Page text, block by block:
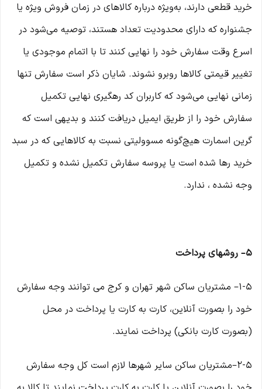
خرید قطعی دارند، به‌ویژه درباره کالاهای در زمان فروش ویژه یا
جشنواره که دارای محدودیت تعداد هستند، توصیه می‌شود در
اسرع وقت سفارش خود را نهایی کنند تا با اتمام موجودی یا
تغییر قیمتی کالاها روبرو نشوند. شایان ذکر است سفارش تنها
زمانی نهایی می‌شود که کاربران کد رهگیری نهایی تکمیل
سفارش خود را از طریق ایمیل دریافت کنند و بدیهی است که
گرین اسمارت هیچ‌گونه مسوولیتی نسبت به کالاهایی که در سبد
خرید رها شده است یا پروسه سفارش تکمیل نشده و تکمیل
وجه نشده ، ندارد.
۵– روشهای پرداخت
۱-۵– مشتریان ساکن شهر تهران و کرج می توانند وجه سفارش
خود را بصورت آنلاین، کارت به کارت یا پرداخت در محل
(بصورت کارت بانکی) پرداخت نمایند.
۲-۵–مشتریان ساکن سایر شهرها لازم است کل وجه سفارش